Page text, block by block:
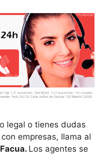
legal o tienes dudas
empresas, llama al
Los agentes se